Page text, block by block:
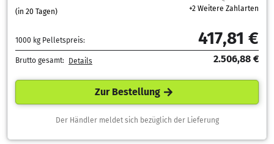
(in 20 Tagen)
+2 Weitere Zahlarten
1000 kg Pelletspreis: 417,81 €
Brutto gesamt: Details 2.506,88 €
Zur Bestellung
Der Händler meldet sich bezüglich der Lieferung